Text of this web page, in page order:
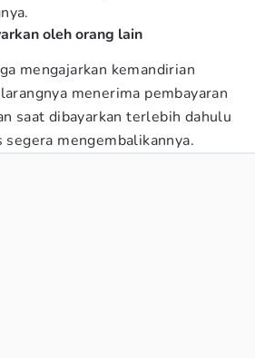
oleh orang lain
mengajarkan kemandirian
menerima pembayaran
saat dibayarkan terlebih dahulu
mengembalikannya.